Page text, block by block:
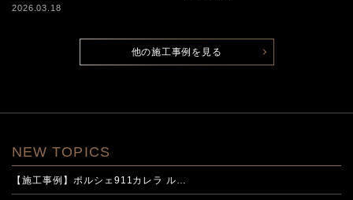
2026.03.18
他の施工事例を見る
NEW TOPICS
【施工事例】ポルシェ911カレラ ル…